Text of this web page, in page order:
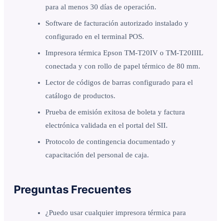
para al menos 30 días de operación.
Software de facturación autorizado instalado y
configurado en el terminal POS.
Impresora térmica Epson TM-T20IV o TM-T20IIIL
conectada y con rollo de papel térmico de 80 mm.
Lector de códigos de barras configurado para el
catálogo de productos.
Prueba de emisión exitosa de boleta y factura
electrónica validada en el portal del SII.
Protocolo de contingencia documentado y
capacitación del personal de caja.
Preguntas Frecuentes
¿Puedo usar cualquier impresora térmica para